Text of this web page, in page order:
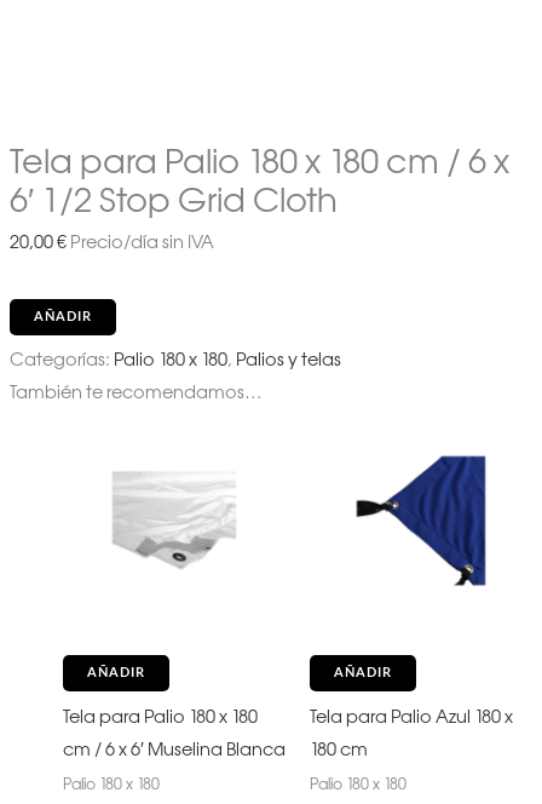
Tela para Palio 180 x 180 cm / 6 x
6′ 1/2 Stop Grid Cloth
20,00€ Precio/día sin IVA
AÑADIR
Categorías: Palio 180 x 180, Palios y telas
También te recomendamos…
AÑADIR
Tela para Palio 180 x 180
cm / 6 x 6′ Muselina Blanca
Palio 180 x 180
AÑADIR
Tela para Palio Azul 180 x
180 cm
Palio 180 x 180